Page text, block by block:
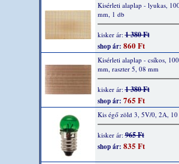
Kisérleti alaplap - lyukas,
mm, 1 db
kisker ár:1 380 Ft
shop ár: 860 Ft
Kisérleti alaplap - csíkos,
mm, raszter 5, 08 mm
kisker ár:1 380 Ft
shop ár: 765 Ft
Kis égő zöld 3, 5V/0, 2A, 10
kisker ár:965 Ft
shop ár: 835 Ft